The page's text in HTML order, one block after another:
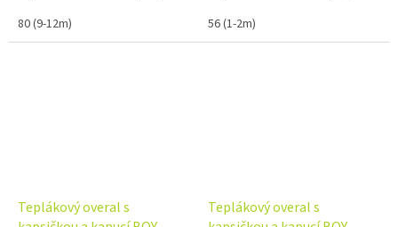
80 (9-12m)
56 (1-2m)
Teplákový overal s
Teplákový overal s